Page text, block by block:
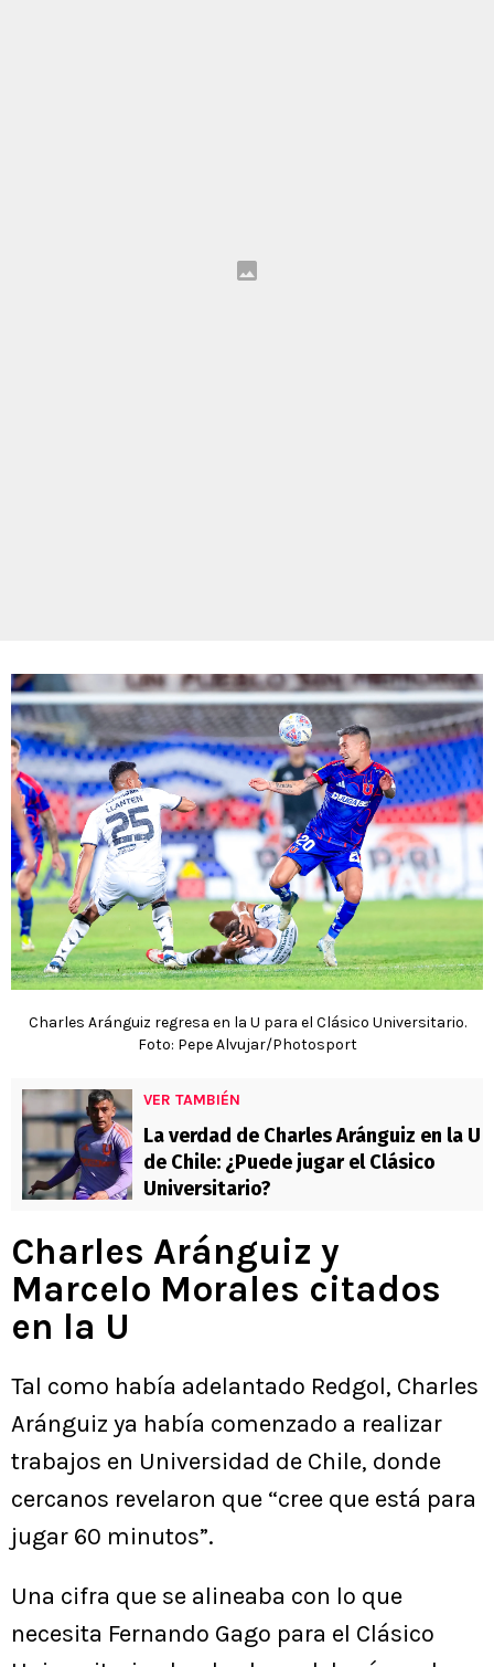
Charles Aránguiz regresa en la U para el Clásico Universitario.
Foto: Pepe Alvujar/Photosport
VER TAMBIÉN
La verdad de Charles Aránguiz en la U
de Chile: ¿Puede jugar el Clásico
Universitario?
Charles Aránguiz y
Marcelo Morales citados
en la U
Tal como había adelantado Redgol, Charles
Aránguiz ya había comenzado a realizar
trabajos en Universidad de Chile, donde
cercanos revelaron que “cree que está para
jugar 60 minutos”.
Una cifra que se alineaba con lo que
necesita Fernando Gago para el Clásico